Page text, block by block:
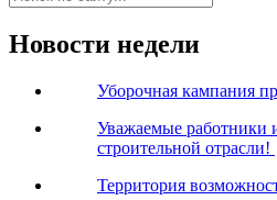
Новости недели
Уборочная кампания
Уважаемые работники
строительной отрасли!
Территория